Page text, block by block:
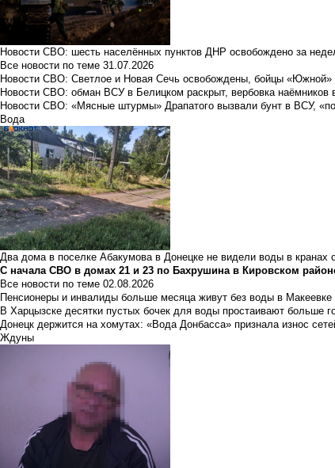
Новости СВО: шесть населённых пунктов ДНР освобождено за
Все новости по теме 31.07.2026
Новости СВО: Светлое и Новая Сечь освобождены, бойцы
Новости СВО: обман ВСУ в Белицком раскрыт, вербовка
Новости СВО: «Мясные штурмы» Драпатого вызвали бунт в ВСУ,
Вода
Два дома в поселке Абакумова в Донецке не видели воды в кранах
С начала СВО в домах 21 и 23 по Бахрушина в Кировском
Все новости по теме 02.08.2026
Пенсионеры и инвалиды больше месяца живут без воды в Макеевке
В Харцызске десятки пустых бочек для воды простаивают больше
Донецк держится на хомутах: «Вода Донбасса» признала износ
Ждуны